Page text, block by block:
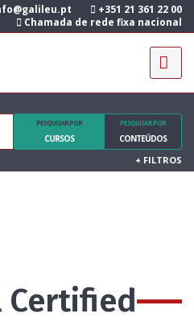
+351 21 361 22 00
Chamada de rede fixa nacional
PESQUISAR POR
CURSOS
PESQUISAR POR
CONTEÚDOS
+ FILTROS
Certified